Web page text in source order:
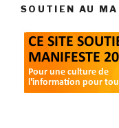
SOUTIEN AU